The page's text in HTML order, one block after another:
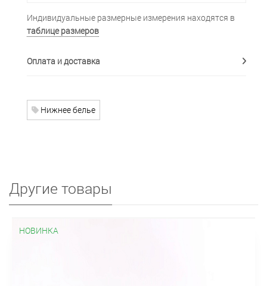
Индивидуальные размерные измерения находятся в
таблице размеров
Оплата и доставка
Нижнее белье
Другие товары
НОВИНКА